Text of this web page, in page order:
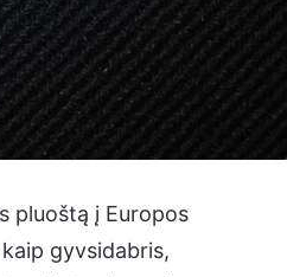
pluoštą į Europos
gyvsidabris,